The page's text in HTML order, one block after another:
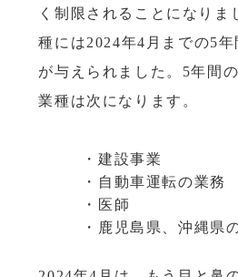
く制限されることになりま
種には2024年4月までの5
が与えられました。5年間
業種は次になります。
・建設事業
・自動車運転の業務
・医師
・鹿児島県、沖縄県